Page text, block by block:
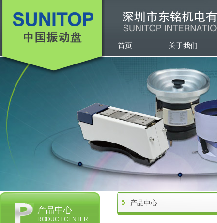
首页 关于我们
产品中心
RODUCT CENTER
产品中心